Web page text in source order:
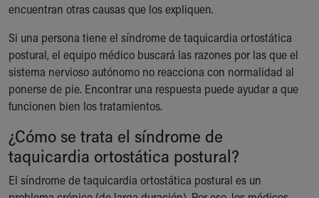
encuentran otras causas que los expliquen.
Si una persona tiene el síndrome de taquicardia ortostática
postural, el equipo médico buscará las razones por las que el
sistema nervioso autónomo no reacciona con normalidad al
ponerse de pie. Encontrar una respuesta puede ayudar a que
funcionen bien los tratamientos.
¿Cómo se trata el síndrome de
taquicardia ortostática postural?
El síndrome de taquicardia ortostática postural es un